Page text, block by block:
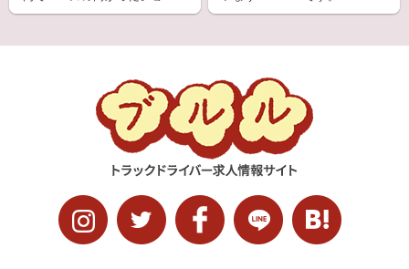
ト＆ナローボディ（G...